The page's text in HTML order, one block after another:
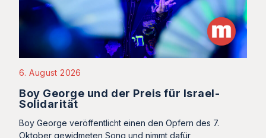
6. August 2026
Boy George und der Preis für Israel-
Solidarität
Boy George veröffentlicht einen den Opfern des 7.
Oktober gewidmeten Song und nimmt dafür